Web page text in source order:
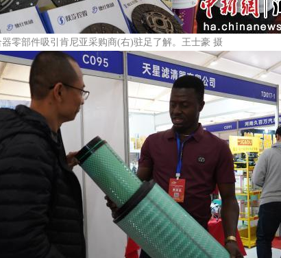
零部件吸引肯尼亚采购商(右)驻足了解。王士豪 摄